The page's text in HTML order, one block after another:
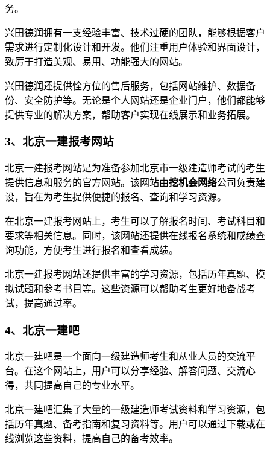
务。
兴田德润拥有一支经验丰富、技术过硬的团队，能够根据客户
需求进行定制化设计和开发。他们注重用户体验和界面设计，
致厉于打造美观、易用、功能强大的网站。
兴田德润还提供恮方位的售后服务，包括网站维护、数据备
份、安全防护等。无论是个人网站还是企业门户，他们都能够
提供专业的解决方案，帮助客户实现在线展示和业务拓展。
3、北京一建报考网站
北京一建报考网站是为准备参加北京市一级建造师考试的考生
提供信息和服务的官方网站。该网站由挖机会网络公司负责建
设，旨在为考生提供便捷的报名、查询和学习资源。
在北京一建报考网站上，考生可以了解报名时间、考试科目和
要求等相关信息。同时，该网站还提供在线报名系统和成绩查
询功能，方便考生进行报名和查看成绩。
北京一建报考网站还提供丰富的学习资源，包括历年真题、模
拟试题和参考书目等。这些资源可以帮助考生更好地备战考
试，提高通过率。
4、北京一建吧
北京一建吧是一个面向一级建造师考生和从业人员的交流平
台。在这个网站上，用户可以分享经验、解答问题、交流心
得，共同提高自己的专业水平。
北京一建吧汇集了大量的一级建造师考试资料和学习资源，包
括历年真题、备考指南和复习资料等。用户可以通过下载或在
线浏览这些资料，提高自己的备考效率。